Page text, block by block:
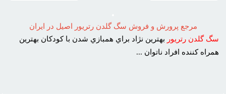
مرجع پرورش و فروش سگ گلدن رتريور اصيل در ايران
سگ گلدن رتريور بهترين نژاد براي همبازي شدن با کودکان بهترين
همراه کننده افراد ناتوان ...